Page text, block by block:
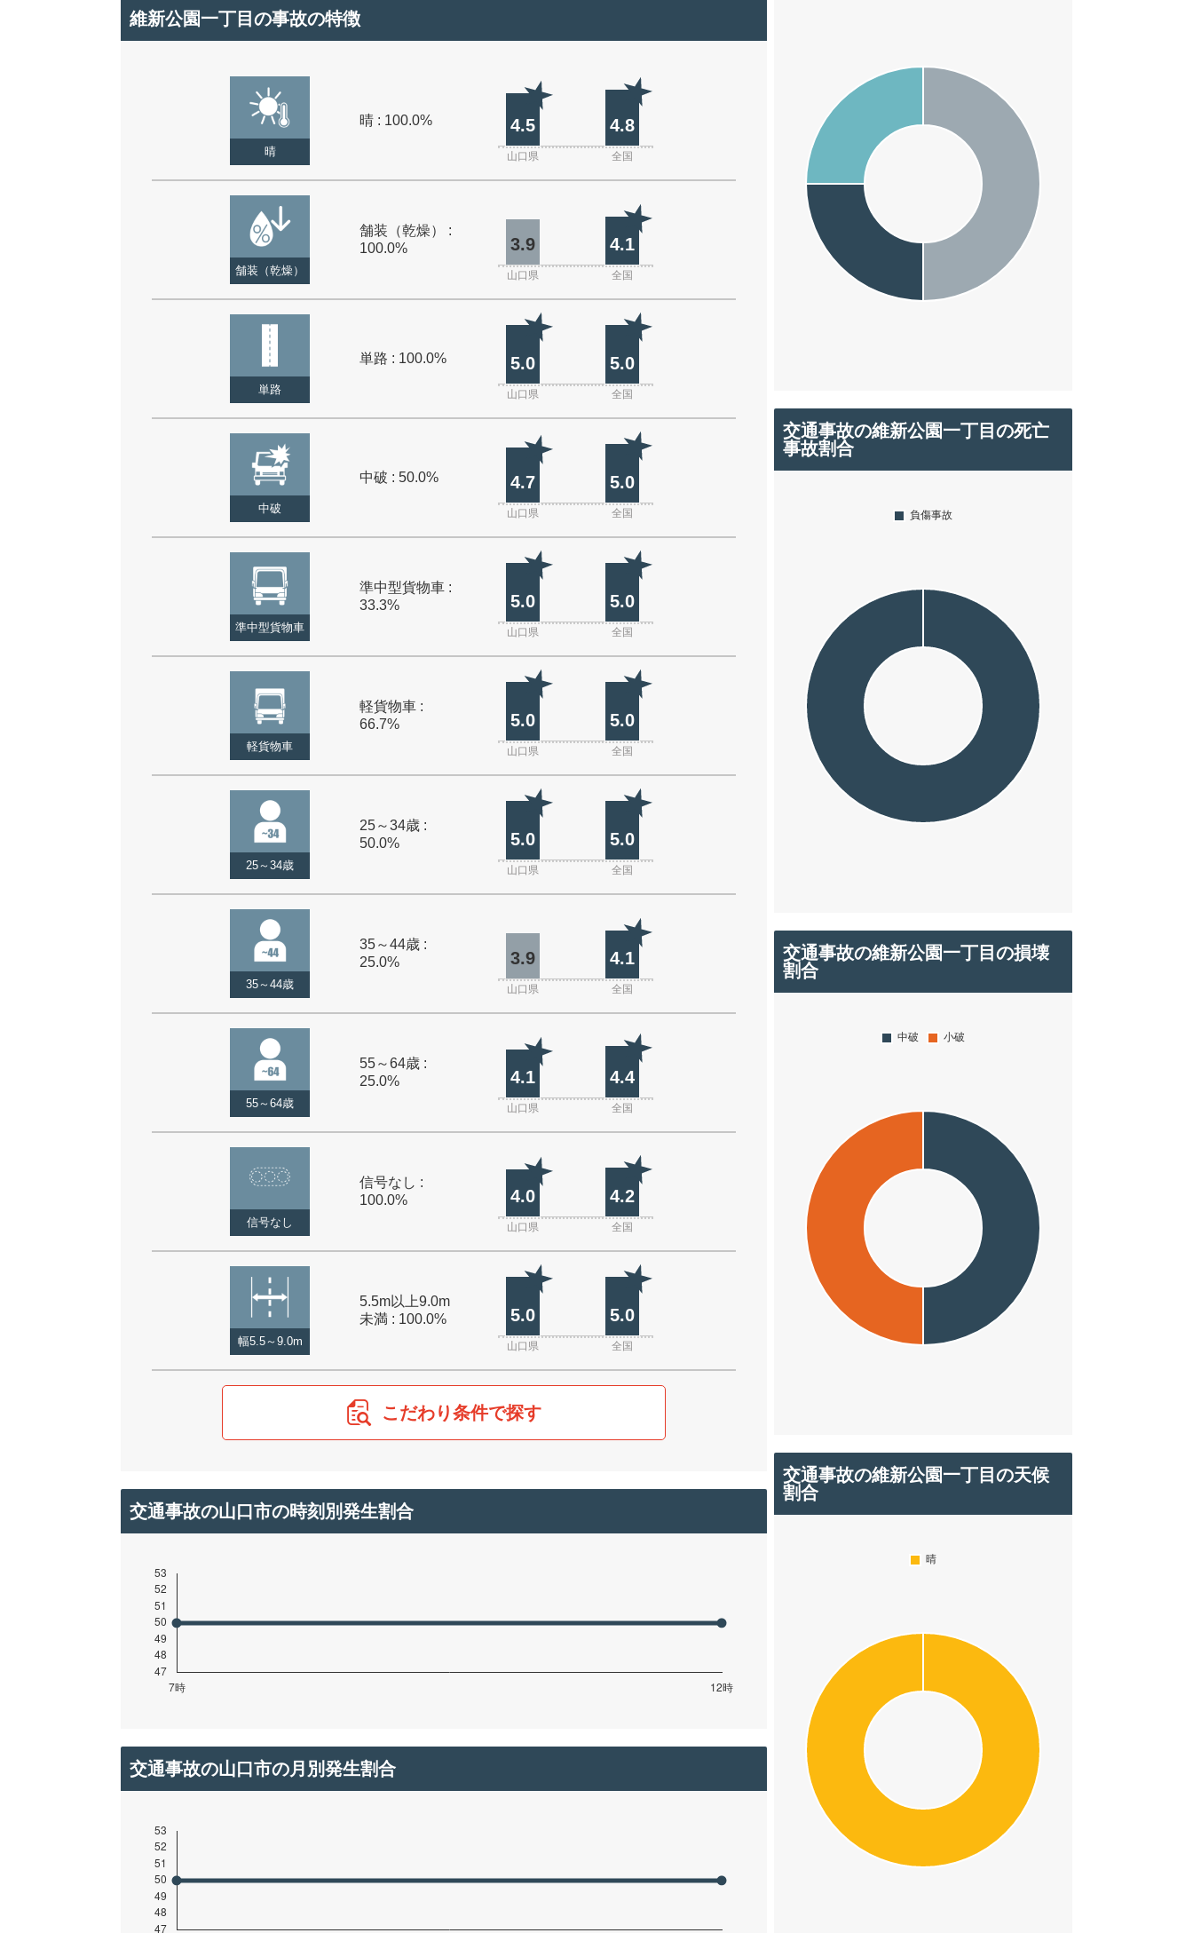
維新公園一丁目の事故の特徴
晴
晴 : 100.0% 4.5 4.8
山口県 全国
舗装（乾燥）
舗装（乾燥） :
100.0%
3.9 4.1
山口県 全国
単路
単路 : 100.0% 5.0 5.0
山口県 全国
中破
中破 : 50.0% 4.7 5.0
山口県 全国
準中型貨物車
準中型貨物車 :
33.3%
5.0 5.0
山口県 全国
軽貨物車
軽貨物車 :
66.7%
5.0 5.0
山口県 全国
25～34歳
25～34歳 :
50.0%
5.0 5.0
山口県 全国
35～44歳
35～44歳 :
25.0%
3.9 4.1
山口県 全国
55～64歳
55～64歳 :
25.0%
4.1 4.4
山口県 全国
信号なし
信号なし :
100.0%
4.0 4.2
山口県 全国
幅5.5～9.0m
5.5m以上9.0m
未満 : 100.0%
5.0 5.0
山口県 全国
こだわり条件で探す
交通事故の山口市の時刻別発生割合
交通事故の山口市の月別発生割合
交通事故の維新公園一丁目の死亡
事故割合
交通事故の維新公園一丁目の損壊
割合
交通事故の維新公園一丁目の天候
割合